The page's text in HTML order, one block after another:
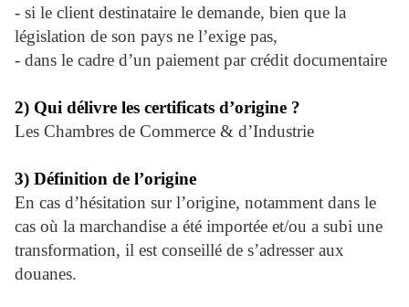
- si le client destinataire le demande, bien que la
législation de son pays ne l’exige pas,
- dans le cadre d’un paiement par crédit documentaire
2) Qui délivre les certificats d’origine ?
Les Chambres de Commerce & d’Industrie
3) Définition de l’origine
En cas d’hésitation sur l’origine, notamment dans le
cas où la marchandise a été importée et/ou a subi une
transformation, il est conseillé de s’adresser aux
douanes.